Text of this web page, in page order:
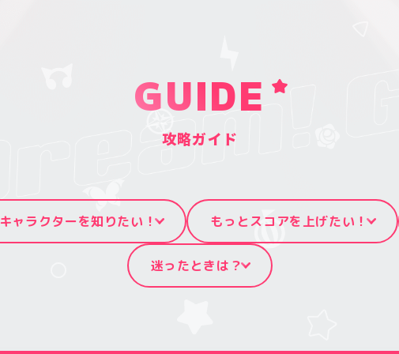
GUIDE
攻略ガイド
キャラクターを知りたい！ もっとスコアを上げたい！
迷ったときは？